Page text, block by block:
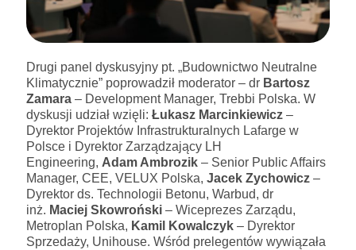
Drugi panel dyskusyjny pt. „Budownictwo Neutralne
Klimatycznie” poprowadził moderator – dr Bartosz
Zamara – Development Manager, Trebbi Polska. W
dyskusji udział wzięli: Łukasz Marcinkiewicz –
Dyrektor Projektów Infrastrukturalnych Lafarge w
Polsce i Dyrektor Zarządzający LH
Engineering, Adam Ambrozik – Senior Public Affairs
Manager, CEE, VELUX Polska, Jacek Zychowicz –
Dyrektor ds. Technologii Betonu, Warbud, dr
inż. Maciej Skowroński – Wiceprezes Zarządu,
Metroplan Polska, Kamil Kowalczyk – Dyrektor
Sprzedaży, Unihouse. Wśród prelegentów wywiązała